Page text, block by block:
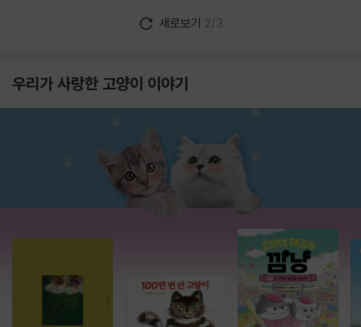
새로보기 2/3
우리가 사랑한 고양이 이야기